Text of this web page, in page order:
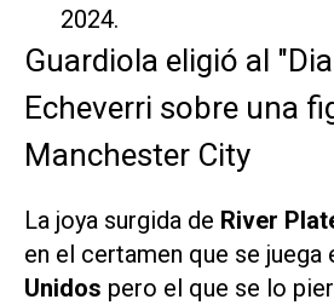
2024.
Guardiola eligió al
Echeverri sobre una
Manchester City
La joya surgida de River
en el certamen que se juega
Unidos pero el que se lo